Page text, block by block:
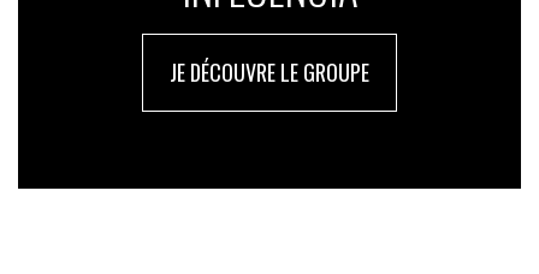
JE DÉCOUVRE LE GROUPE